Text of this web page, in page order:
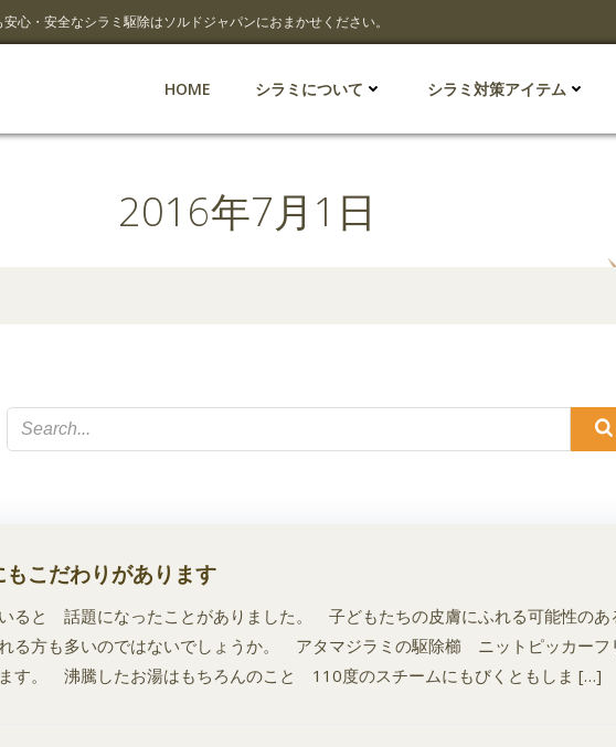
心・安全なシラミ駆除はソルドジャパンにおまかせください。
HOME シラミについて シラミ対策アイテム
2016年7月1日
こだわりがあります
ると 話題になったことがありました。 子どもたちの皮膚にふれる可能性のあ
方も多いのではないでしょうか。 アタマジラミの駆除櫛 ニットピッカーフ
す。 沸騰したお湯はもちろんのこと 110度のスチームにもびくともしま […]